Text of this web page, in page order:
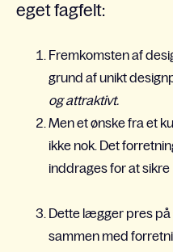
eget fagfelt:
Fremkomsten af
grund af unikt
og attraktivt.
Men et ønske fra et
ikke nok. Det
inddrages for at sikre
Dette lægger pres på
sammen med